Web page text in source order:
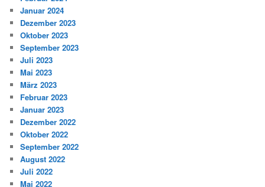
Januar 2024
Dezember 2023
Oktober 2023
September 2023
Juli 2023
Mai 2023
März 2023
Februar 2023
Januar 2023
Dezember 2022
Oktober 2022
September 2022
August 2022
Juli 2022
Mai 2022